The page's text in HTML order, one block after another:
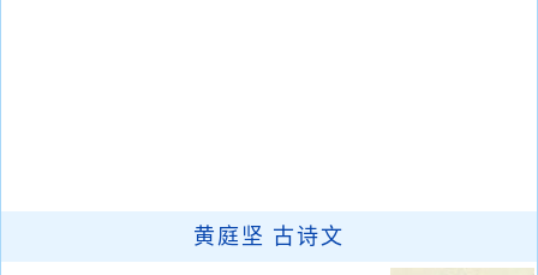
黄庭坚 古诗文